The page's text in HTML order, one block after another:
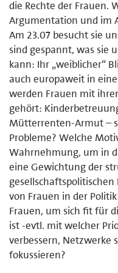
die Rechte der Frauen.
Argumentation und im
Am 23.07 besucht sie
sind gespannt, was sie
kann: Ihr „weiblicher“
auch europaweit in
werden Frauen mit
gehört:
Mütterrenten-Armut –
Probleme? Welche
Wahrnehmung, um in
eine Gewichtung der
von Frauen in der
Frauen, um sich fit für
ist -evtl. mit welcher
verbessern, Netzwerke
fokussieren?